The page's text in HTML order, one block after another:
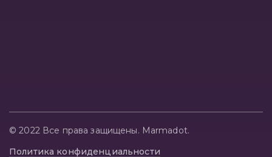
© 2022 Все права защищены. Marmadot.
Политика конфиденциальности